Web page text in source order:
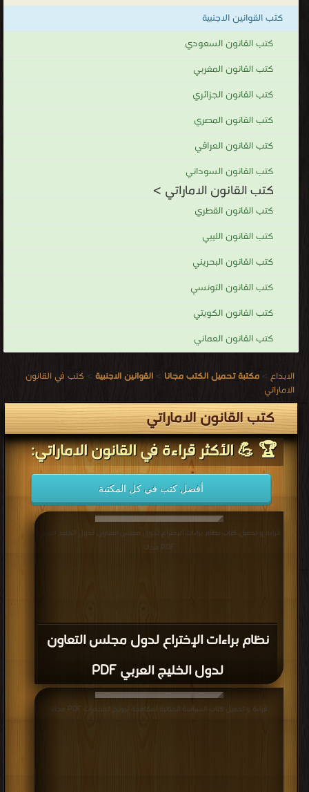
كتب القوانين الاجنبية
كتب القانون السعودي
كتب القانون المغربي
كتب القانون الجزائري
كتب القانون المصري
كتب القانون العراقي
كتب القانون السوداني
كتب القانون الاماراتي >
كتب القانون القطري
كتب القانون الليبي
كتب القانون البحريني
كتب القانون التونسي
كتب القانون الكويتي
كتب القانون العماني
الابداع > مكتبة تحميل الكتب مجانا > القوانين الاجنبية > كتب في القانون
الاماراتي
كتب القانون الاماراتي
🏆 💪 الأكثر قراءة في القانون الاماراتي:
أفضل كتب في كل المكتبة
نظام براءات الإختراع لدول مجلس التعاون
لدول الخليج العربي PDF
قراءة و تحميل كتاب نظام براءات الإختراع لدول مجلس التعاون لدول الخليج العربي
PDF مجانا
قراءة و تحميل كتاب السياسة الجنائية لمكافحة ترويج المخدرات PDF مجانا